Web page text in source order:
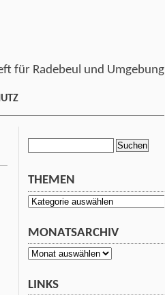
für Radebeul und Umgebung
THEMEN
Themen
MONATSARCHIV
Monatsarchiv
LINKS